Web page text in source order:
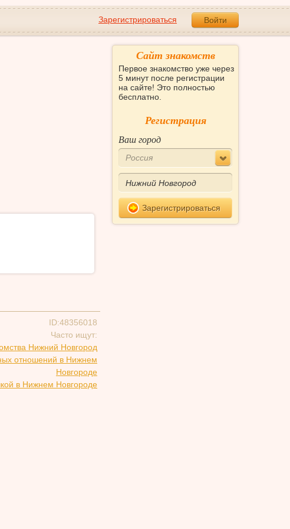
Зарегистрироваться Войти
ID:48356018
Часто ищут:
Нижний Новгород
отношений в Нижнем
Новгороде
в Нижнем Новгороде
Сайт знакомств
Первое знакомство уже через
5 минут после регистрации
на сайте! Это полностью
бесплатно.
Регистрация
Ваш город
Россия
Зарегистрироваться